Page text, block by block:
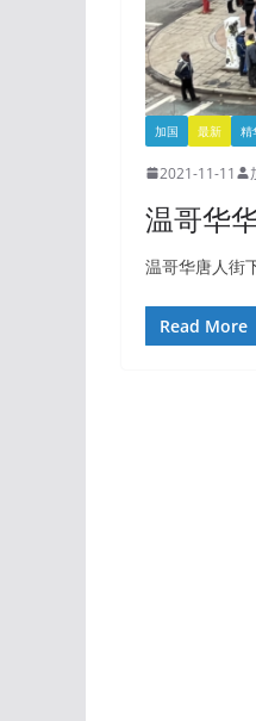
加国 最新 精
2021-11-11
温哥华
温哥华唐人街
Read More